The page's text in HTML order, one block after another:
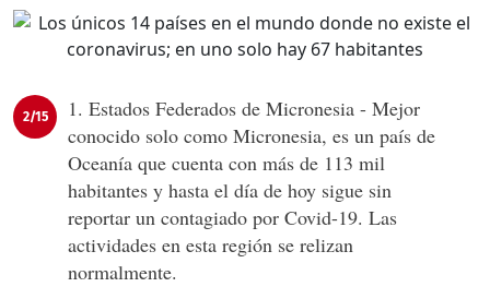
2/15
1. Estados Federados de Micronesia - Mejor
conocido solo como Micronesia, es un país de
Oceanía que cuenta con más de 113 mil
habitantes y hasta el día de hoy sigue sin
reportar un contagiado por Covid-19. Las
actividades en esta región se relizan
normalmente.